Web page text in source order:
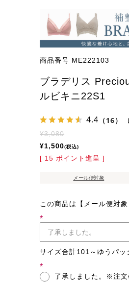
商品番号 ME222103
ブラデリス
ルビキニ22S1
4.4 （16）
¥3,080
¥1,500 税込
[ 15 ポイント進呈 ]
メール便対象
この商品は【メール便対
(必
須)
サイズ合計101～ゆうパッ
(必
了承しました。※注文